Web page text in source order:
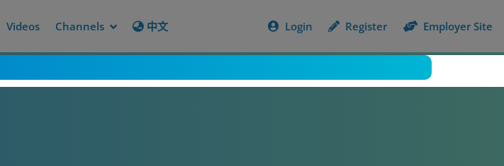
Videos Channels 中文 Login Register Employer Site